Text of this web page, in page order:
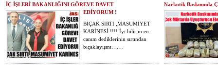
İÇ İŞLERİ BAKANLIĞINI GÖREVE DAVET
EDİYORUM !
BIÇAK SIRTI ,MASUMİYET
KARİNESİ !!!! İyi bilirim en
canım dediklerinin sırtından
bıçaklayışını….…
Narkotik Baskınında